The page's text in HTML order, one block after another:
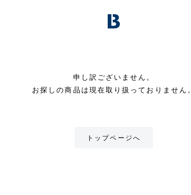
申し訳ございません。
お探しの商品は現在取り扱っておりません。
トップページへ